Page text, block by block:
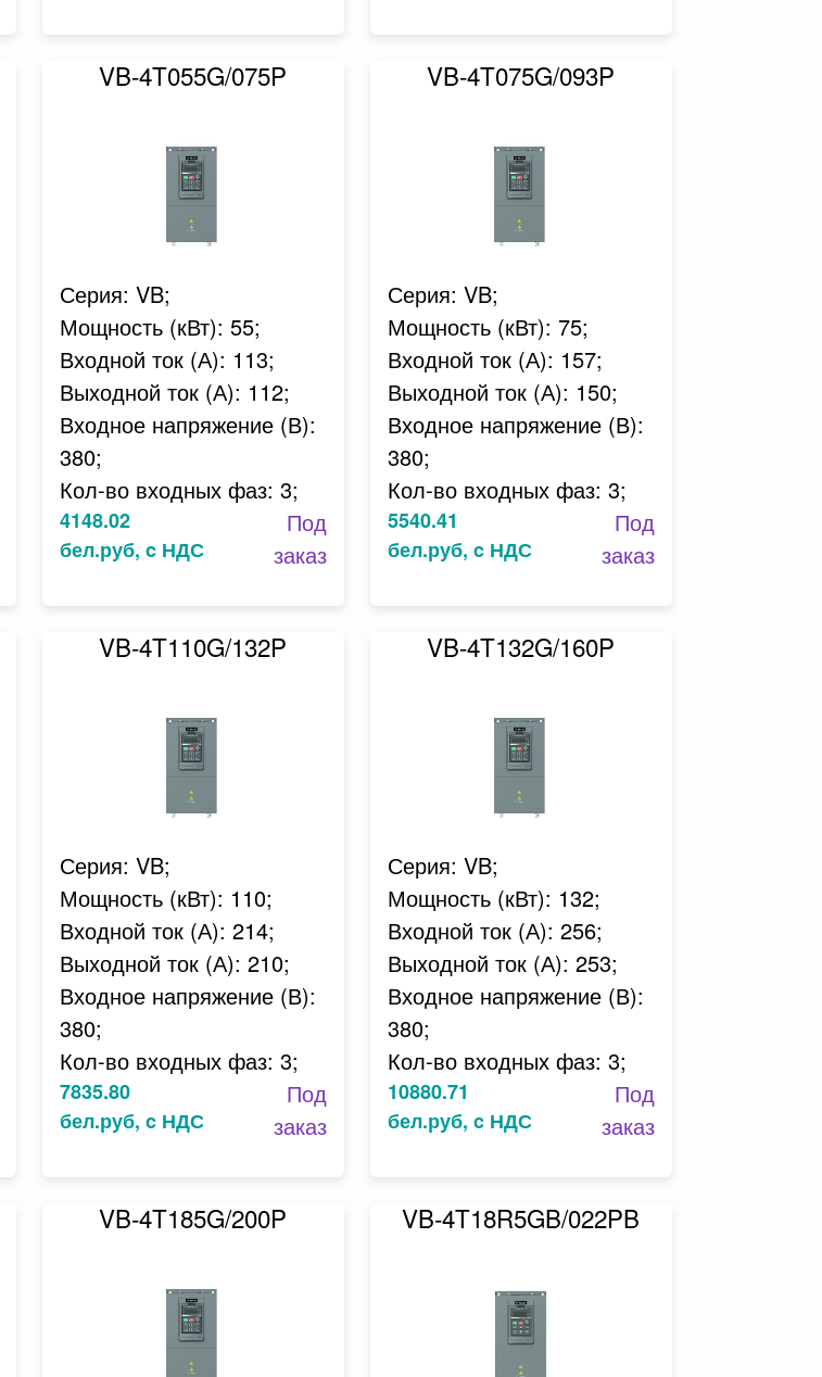
VB-4T055G/075P
Серия: VB;
Мощность (кВт): 55;
Входной ток (А): 113;
Выходной ток (А): 112;
Входное напряжение (В):
380;
Кол-во входных фаз: 3;
4148.02
бел.руб, c НДС
Под
заказ
VB-4T075G/093P
Серия: VB;
Мощность (кВт): 75;
Входной ток (А): 157;
Выходной ток (А): 150;
Входное напряжение (В):
380;
Кол-во входных фаз: 3;
5540.41
бел.руб, c НДС
Под
заказ
VB-4T110G/132P
Серия: VB;
Мощность (кВт): 110;
Входной ток (А): 214;
Выходной ток (А): 210;
Входное напряжение (В):
380;
Кол-во входных фаз: 3;
7835.80
бел.руб, c НДС
Под
заказ
VB-4T132G/160P
Серия: VB;
Мощность (кВт): 132;
Входной ток (А): 256;
Выходной ток (А): 253;
Входное напряжение (В):
380;
Кол-во входных фаз: 3;
10880.71
бел.руб, c НДС
Под
заказ
VB-4T185G/200P VB-4T18R5GB/022PB